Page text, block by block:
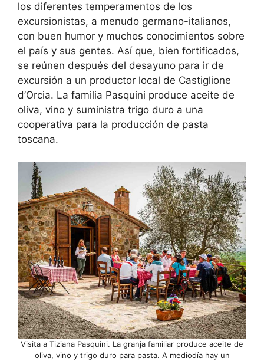
los diferentes temperamentos de los
excursionistas, a menudo germano-italianos,
con buen humor y muchos conocimientos sobre
el país y sus gentes. Así que, bien fortificados,
se reúnen después del desayuno para ir de
excursión a un productor local de Castiglione
d’Orcia. La familia Pasquini produce aceite de
oliva, vino y suministra trigo duro a una
cooperativa para la producción de pasta
toscana.
Visita a Tiziana Pasquini. La granja familiar produce aceite de
oliva, vino y trigo duro para pasta. A mediodía hay un